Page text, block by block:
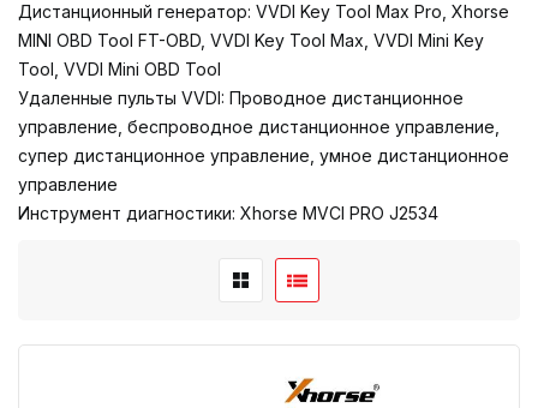
Дистанционный генератор: VVDI Key Tool Max Pro, Xhorse
MINI OBD Tool FT-OBD, VVDI Key Tool Max, VVDI Mini Key
Tool, VVDI Mini OBD Tool
Удаленные пульты VVDI: Проводное дистанционное
управление, беспроводное дистанционное управление,
супер дистанционное управление, умное дистанционное
управление
Инструмент диагностики: Xhorse MVCI PRO J2534